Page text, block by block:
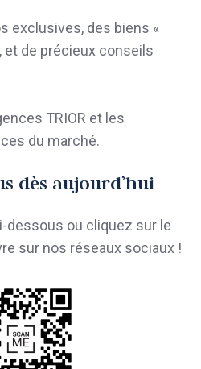
exclusives, des biens «
de précieux conseils
TRIOR et les
du marché.
dès aujourd’hui
dessous ou cliquez sur le
sur nos réseaux sociaux !